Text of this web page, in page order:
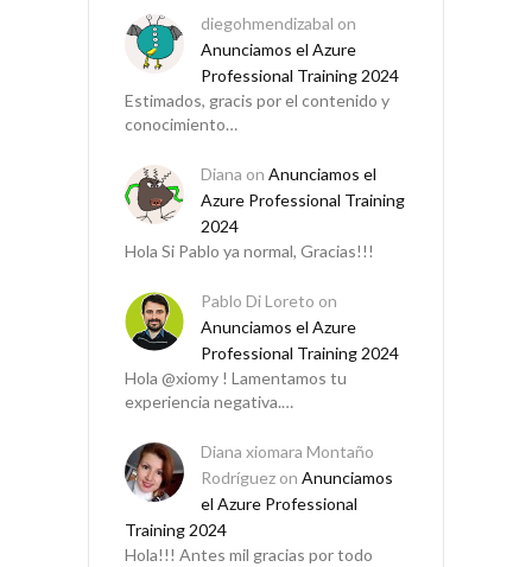
diegohmendizabal on
Anunciamos el Azure
Professional Training 2024
Estimados, gracis por el contenido y
conocimiento…
Diana on Anunciamos el
Azure Professional Training
2024
Hola Si Pablo ya normal, Gracias!!!
Pablo Di Loreto on
Anunciamos el Azure
Professional Training 2024
Hola @xiomy ! Lamentamos tu
experiencia negativa.…
Diana xiomara Montaño
Rodríguez on Anunciamos
el Azure Professional
Training 2024
Hola!!! Antes mil gracias por todo